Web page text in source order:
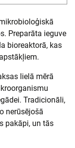
Preparāta ieguve
bioreaktorā, kas
lielā mērā
Tradicionāli,
nerūsējošā
pakāpi, un tās